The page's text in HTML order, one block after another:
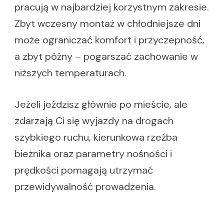
pracują w najbardziej korzystnym zakresie.
Zbyt wczesny montaż w chłodniejsze dni
może ograniczać komfort i przyczepność,
a zbyt późny – pogarszać zachowanie w
niższych temperaturach.
Jeżeli jeździsz głównie po mieście, ale
zdarzają Ci się wyjazdy na drogach
szybkiego ruchu, kierunkowa rzeźba
bieżnika oraz parametry nośności i
prędkości pomagają utrzymać
przewidywalność prowadzenia.